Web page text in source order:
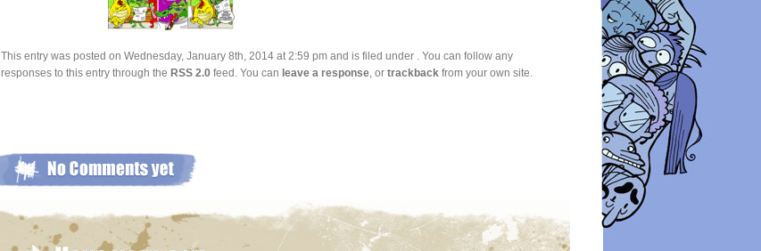
This entry was posted on Wednesday, January 8th, 2014 at 2:59 pm and is filed under . You can follow any
responses to this entry through the RSS 2.0 feed. You can leave a response , or trackback from your own site.